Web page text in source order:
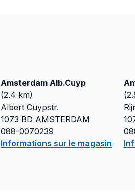
Amsterdam Alb.Cuyp
(2.4 km)
Albert Cuypstr.
1073 BD AMSTERDAM
088-0070239
Informations sur le magasin
(